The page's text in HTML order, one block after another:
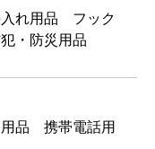
れ用品 フック
・防災用品
品 携帯電話用